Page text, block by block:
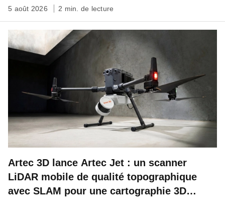
5 août 2026 2 min. de lecture
Artec 3D lance Artec Jet : un scanner
LiDAR mobile de qualité topographique
avec SLAM pour une cartographie 3D